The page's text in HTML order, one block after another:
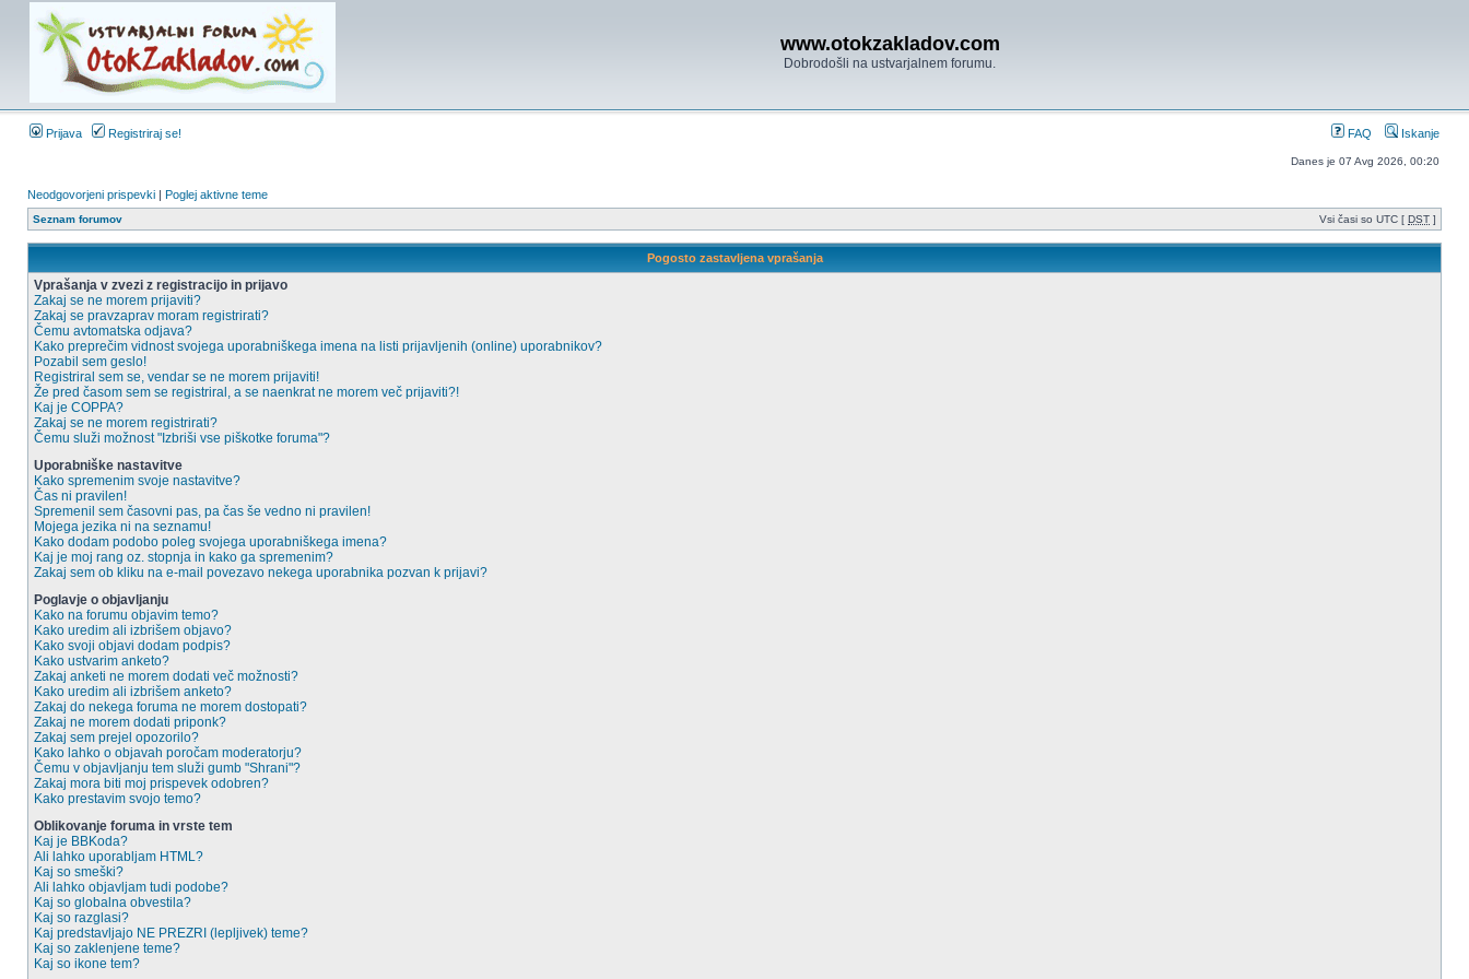
www.otokzakladov.com
Dobrodošli na ustvarjalnem forumu.
Prijava Registriraj se! FAQ Iskanje
Danes je 07 Avg 2026, 00:20
Neodgovorjeni prispevki | Poglej aktivne teme
Seznam forumov Vsi časi so UTC [ DST ]
Pogosto zastavljena vprašanja
Vprašanja v zvezi z registracijo in prijavo
Zakaj se ne morem prijaviti?
Zakaj se pravzaprav moram registrirati?
Čemu avtomatska odjava?
Kako preprečim vidnost svojega uporabniškega imena na listi prijavljenih (online) uporabnikov?
Pozabil sem geslo!
Registriral sem se, vendar se ne morem prijaviti!
Že pred časom sem se registriral, a se naenkrat ne morem več prijaviti?!
Kaj je COPPA?
Zakaj se ne morem registrirati?
Čemu služi možnost "Izbriši vse piškotke foruma"?
Uporabniške nastavitve
Kako spremenim svoje nastavitve?
Čas ni pravilen!
Spremenil sem časovni pas, pa čas še vedno ni pravilen!
Mojega jezika ni na seznamu!
Kako dodam podobo poleg svojega uporabniškega imena?
Kaj je moj rang oz. stopnja in kako ga spremenim?
Zakaj sem ob kliku na e-mail povezavo nekega uporabnika pozvan k prijavi?
Poglavje o objavljanju
Kako na forumu objavim temo?
Kako uredim ali izbrišem objavo?
Kako svoji objavi dodam podpis?
Kako ustvarim anketo?
Zakaj anketi ne morem dodati več možnosti?
Kako uredim ali izbrišem anketo?
Zakaj do nekega foruma ne morem dostopati?
Zakaj ne morem dodati priponk?
Zakaj sem prejel opozorilo?
Kako lahko o objavah poročam moderatorju?
Čemu v objavljanju tem služi gumb "Shrani"?
Zakaj mora biti moj prispevek odobren?
Kako prestavim svojo temo?
Oblikovanje foruma in vrste tem
Kaj je BBKoda?
Ali lahko uporabljam HTML?
Kaj so smeški?
Ali lahko objavljam tudi podobe?
Kaj so globalna obvestila?
Kaj so razglasi?
Kaj predstavljajo NE PREZRI (lepljivek) teme?
Kaj so zaklenjene teme?
Kaj so ikone tem?